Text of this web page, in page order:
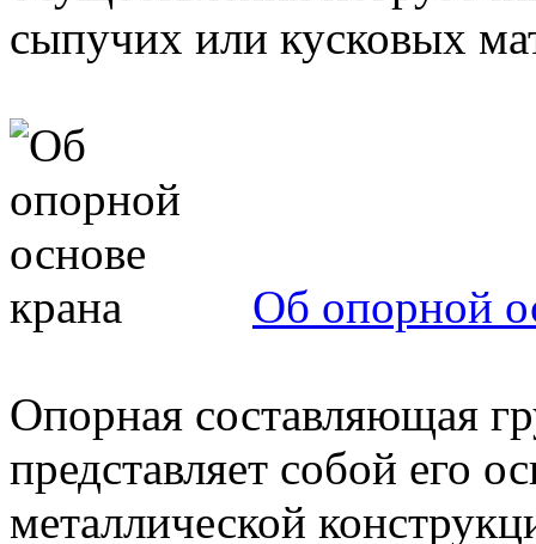
сыпучих или кусковых
Об опорной
Опорная составляющая
представляет собой его
металлической